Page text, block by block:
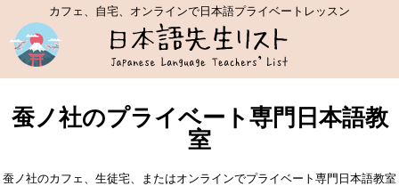
カフェ、自宅、オンラインで日本語プライベートレッスン
蚕ノ社のプライベート専門日本語教
室
蚕ノ社のカフェ、生徒宅、またはオンラインでプライベート専門日本語教室